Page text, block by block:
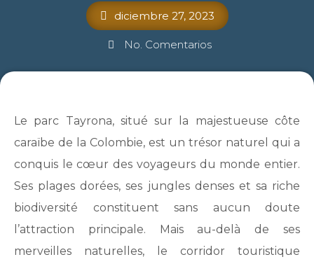
diciembre 27, 2023
No. Comentarios
Le parc Tayrona, situé sur la majestueuse côte
caraïbe de la Colombie, est un trésor naturel qui a
conquis le cœur des voyageurs du monde entier.
Ses plages dorées, ses jungles denses et sa riche
biodiversité constituent sans aucun doute
l’attraction principale. Mais au-delà de ses
merveilles naturelles, le corridor touristique